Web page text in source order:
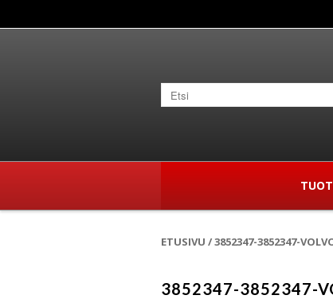
ETUSIVU /3852347-3852347-
3852347-3852347-